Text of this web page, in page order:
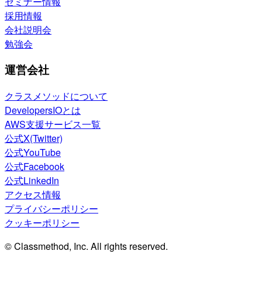
採用情報
会社説明会
勉強会
運営会社
クラスメソッドについて
DevelopersIOとは
AWS支援サービス一覧
公式X(Twitter)
公式YouTube
公式Facebook
公式LinkedIn
アクセス情報
プライバシーポリシー
クッキーポリシー
© Classmethod, Inc. All rights reserved.